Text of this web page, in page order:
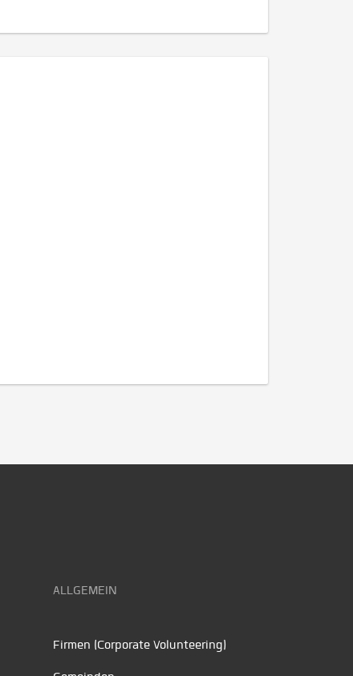
ALLGEMEIN
Firmen (Corporate Volunteering)